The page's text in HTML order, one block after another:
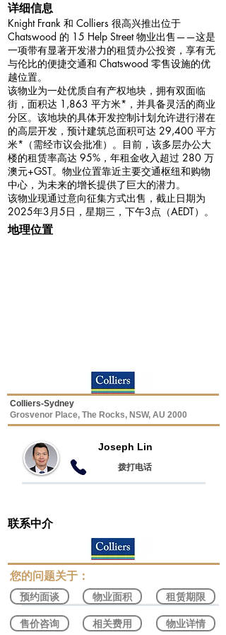
详细信息
Knight Frank 和 Colliers 很高兴推出位于
Chatswood 的 15 Help Street 物业出售——这是
一项带有显著开发潜力的租赁办公投资，享有无
与伦比的便捷交通和 Chatswood 零售设施的优
越位置。
该物业为一处优质自有产权地块，拥有双面临
街，面积达 1,863 平方米*，并具备灵活的商业
分区。该地块的具体开发控制计划允许进行潜在
的高层开发，预计建筑总面积可达 29,400 平方
米*（需经市议会批准）。目前，该多层办公大
楼的租赁率高达 95%，年租金收入超过 280 万
澳元+GST。物业位置靠近主要交通枢纽和购物
中心，为未来的增长提供了巨大的潜力。
该物业现通过意向征集方式出售，截止日期为
2025年3月5日，星期三，下午3点（AEDT）。
地理位置
Colliers-Sydney
Grosvenor Place, The Rocks, NSW, AU 2000
Joseph Lin
​拨打电话
联系中介
​您的问题关于：
预约面谈
售价咨询
物业面积
相关费用
租赁期限
物业详情